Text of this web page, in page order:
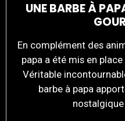
UNE BARBE À
En complément des
papa a été mis en
Véritable
barbe à papa
nostalgique